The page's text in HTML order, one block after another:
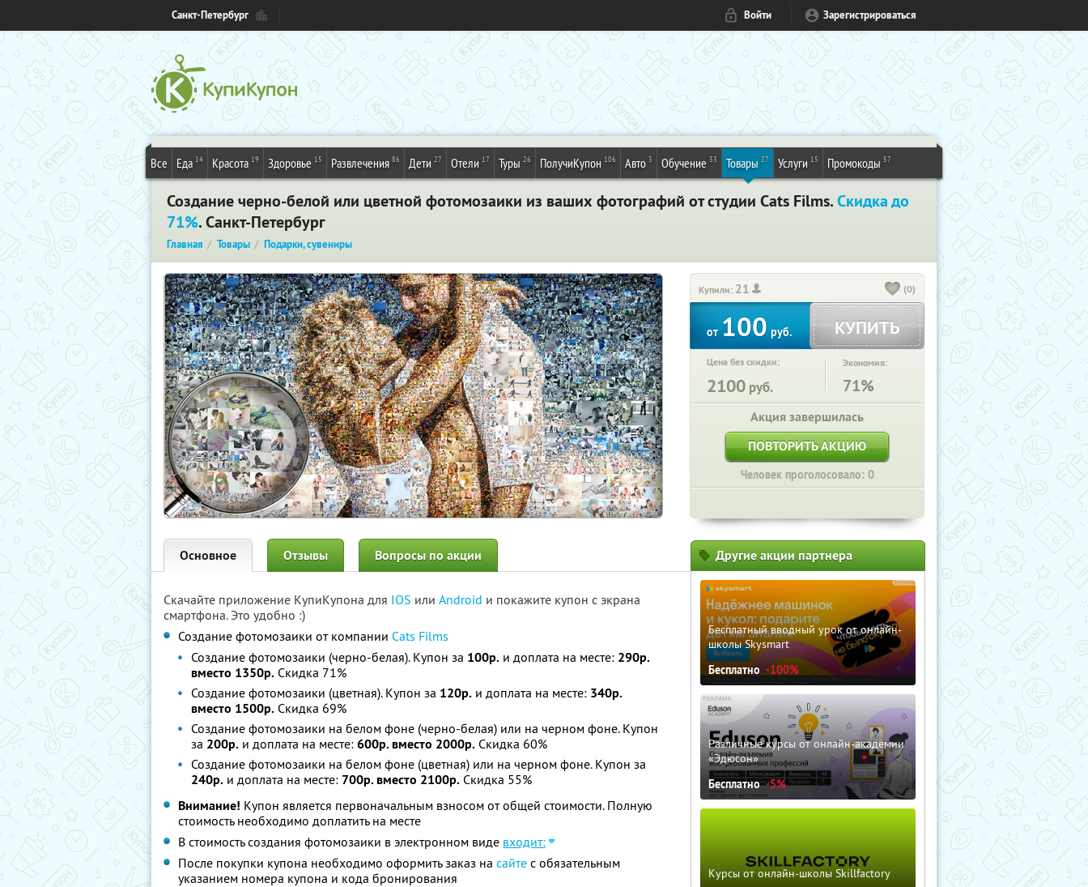
Санкт-Петербург Войти Зарегистрироваться
Все Еда 14 Красота 19 Здоровье 15 Развлечения 86 Дети 27 Отели 17 Туры 26 ПолучиКупон 106 Авто 3 Обучение 33 Товары 27 Услуги 15 Промокоды 57
Создание черно-белой или цветной фотомозаики из ваших фотографий от студии Cats Films.Скидка до
71%. Санкт-Петербург
Главная Товары Подарки, сувениры
Купили: 21 (0)
от100руб. КУПИТЬ
Цена без скидки:
2100 руб.
Экономия:
71%
Акция завершилась
ПОВТОРИТЬ АКЦИЮ
Человек проголосовало: 0
Основное Отзывы Вопросы по акции
Скачайте приложение КупиКупона для IOS или Android и покажите купон с экрана
смартфона. Это удобно :)
Создание фотомозаики от компании Cats Films
Создание фотомозаики (черно-белая). Купон за 100р. и доплата на месте: 290р.
вместо 1350р. Скидка 71%
Создание фотомозаики (цветная). Купон за 120р. и доплата на месте: 340р.
вместо 1500р. Скидка 69%
Создание фотомозаики на белом фоне (черно-белая) или на черном фоне. Купон
за 200р. и доплата на месте: 600р. вместо 2000р. Скидка 60%
Создание фотомозаики на белом фоне (цветная) или на черном фоне. Купон за
240р. и доплата на месте: 700р. вместо 2100р. Скидка 55%
Внимание! Купон является первоначальным взносом от общей стоимости. Полную
стоимость необходимо доплатить на месте
В стоимость создания фотомозаики в электронном виде входит:
После покупки купона необходимо оформить заказ на сайте с обязательным
указанием номера купона и кода бронирования
Другие акции партнера
Бесплатный вводный урок от онлайн-
школы Skysmart
Бесплатно -100%
Различные курсы от онлайн-академии
«Эдюсон»
Бесплатно -5%
Курсы от онлайн-школы Skillfactory